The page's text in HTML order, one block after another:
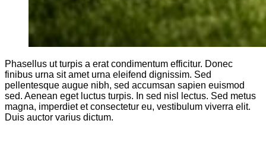
Phasellus ut turpis a erat condimentum efficitur. Donec
finibus urna sit amet urna eleifend dignissim. Sed
pellentesque augue nibh, sed accumsan sapien euismod
sed. Aenean eget luctus turpis. In sed nisl lectus. Sed metus
magna, imperdiet et consectetur eu, vestibulum viverra elit.
Duis auctor varius dictum.